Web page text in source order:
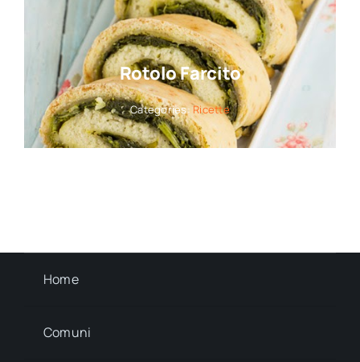
Rotolo Farcito
Categories:Ricette
Home
Comuni